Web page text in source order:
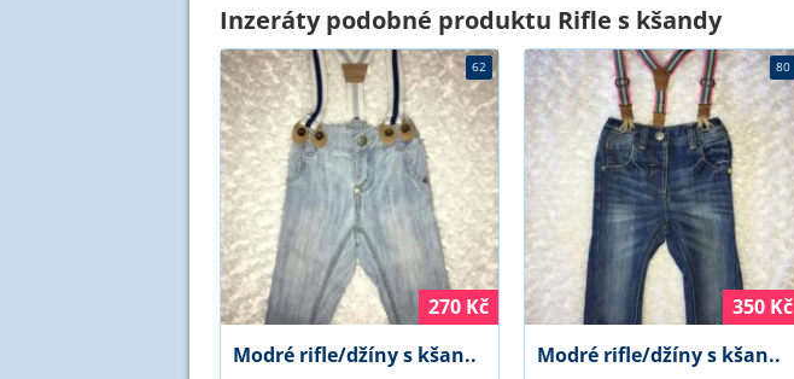
Inzeráty podobné produktu Rifle s kšandy
Modré rifle/džíny s kšan..
270 Kč
62
Modré rifle/džíny s kšan..
350 Kč
80